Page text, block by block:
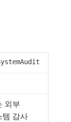
외부
템 감사